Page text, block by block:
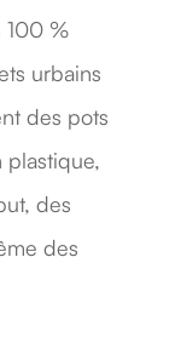
100 %
urbains
des pots
plastique,
des
des